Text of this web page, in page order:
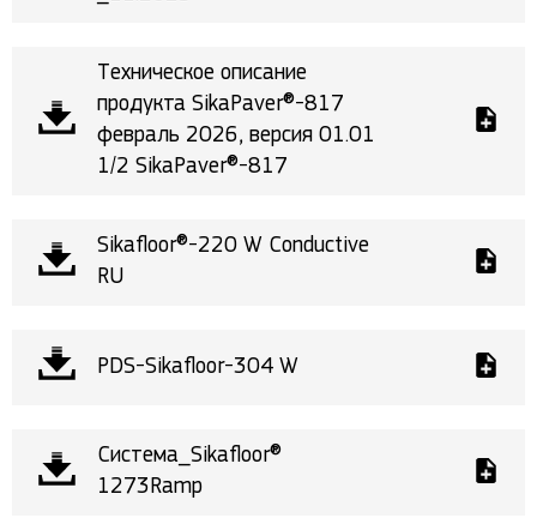
Техническое описание
продукта SikaPaver®-817
февраль 2026, версия 01.01
1/2 SikaPaver®-817
Sikafloor®-220 W Conductive
RU
PDS-Sikafloor-304 W
Система_Sikafloor®
1273Ramp